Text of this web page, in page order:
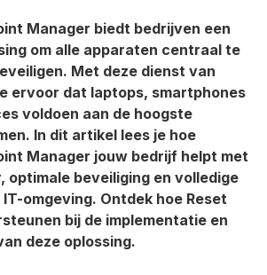
Manager biedt bedrijven een
om alle apparaten centraal te
Met deze dienst van
ervoor dat laptops, smartphones
voldoen aan de hoogste
In dit artikel lees je hoe
Manager jouw bedrijf helpt met
optimale beveiliging en volledige
omgeving. Ontdek hoe Reset
bij de implementatie en
deze oplossing.